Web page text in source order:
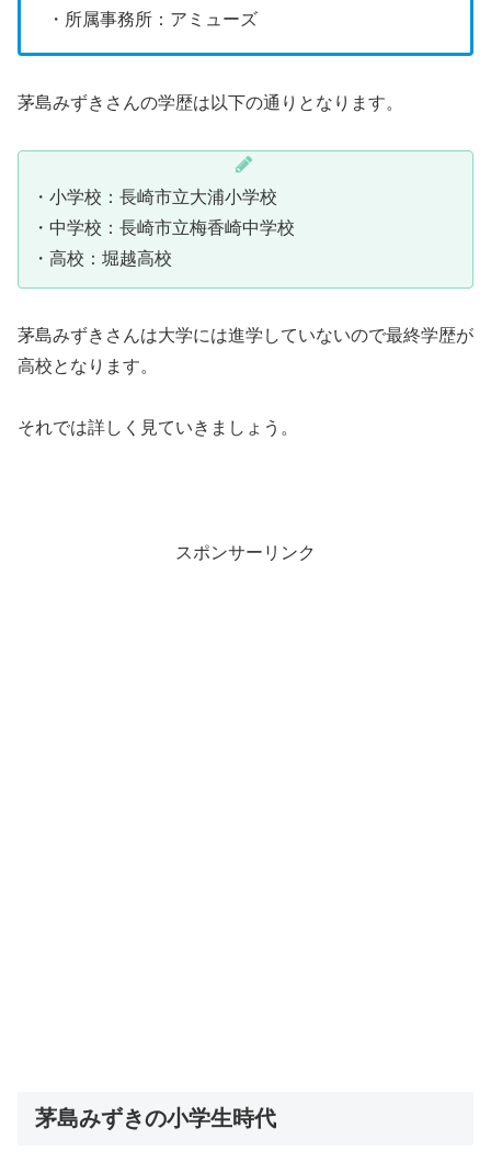
・所属事務所：アミューズ
茅島みずきさんの学歴は以下の通りとなります。
・小学校：長崎市立大浦小学校
・中学校：長崎市立梅香崎中学校
・高校：堀越高校
茅島みずきさんは大学には進学していないので最終学歴が
高校となります。
それでは詳しく見ていきましょう。
スポンサーリンク
茅島みずきの小学生時代